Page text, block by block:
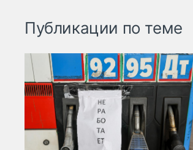
Публикации по теме